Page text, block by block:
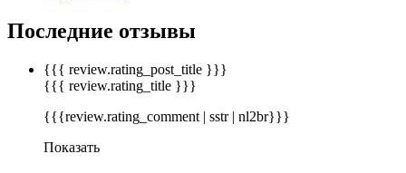
Последние отзывы
{{{ review.rating_post_title }}}
{{{ review.rating_title }}}
{{{review.rating_comment | sstr | nl2br}}}
Показать